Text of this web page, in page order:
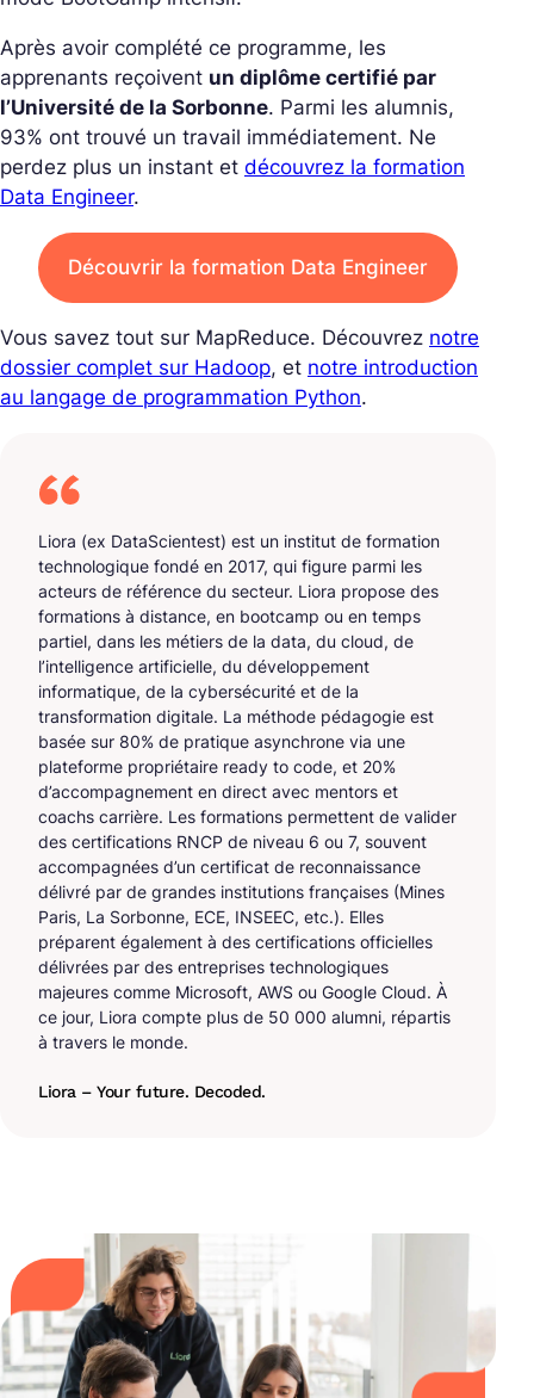
Après avoir complété ce programme, les
apprenants reçoivent un diplôme certifié par
l’Université de la Sorbonne. Parmi les alumnis,
93% ont trouvé un travail immédiatement. Ne
perdez plus un instant et découvrez la formation
Data Engineer.
Découvrir la formation Data Engineer
Vous savez tout sur MapReduce. Découvrez notre
dossier complet sur Hadoop, et notre introduction
au langage de programmation Python.
Liora (ex DataScientest) est un institut de formation
technologique fondé en 2017, qui figure parmi les
acteurs de référence du secteur. Liora propose des
formations à distance, en bootcamp ou en temps
partiel, dans les métiers de la data, du cloud, de
l’intelligence artificielle, du développement
informatique, de la cybersécurité et de la
transformation digitale. La méthode pédagogie est
basée sur 80% de pratique asynchrone via une
plateforme propriétaire ready to code, et 20%
d’accompagnement en direct avec mentors et
coachs carrière. Les formations permettent de valider
des certifications RNCP de niveau 6 ou 7, souvent
accompagnées d’un certificat de reconnaissance
délivré par de grandes institutions françaises (Mines
Paris, La Sorbonne, ECE, INSEEC, etc.). Elles
préparent également à des certifications officielles
délivrées par des entreprises technologiques
majeures comme Microsoft, AWS ou Google Cloud. À
ce jour, Liora compte plus de 50 000 alumni, répartis
à travers le monde.
Liora – Your future. Decoded.